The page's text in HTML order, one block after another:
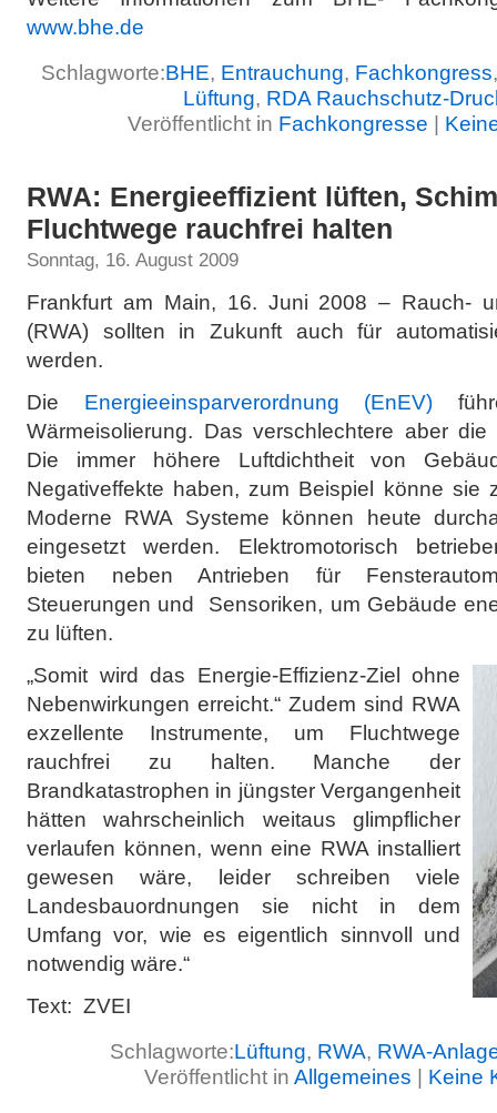
www.bhe.de
Schlagworte:BHE, Entrauchung, Fachkongress
Lüftung, RDA Rauchschutz-
Veröffentlicht in Fachkongresse |
RWA: Energieeffizient lüften,
Fluchtwege rauchfrei halten
Sonntag, 16. August 2009
Frankfurt am Main, 16. Juni 2008 – Rauch-
(RWA) sollten in Zukunft auch für
werden.
Die Energieeinsparverordnung (EnEV)
Wärmeisolierung. Das verschlechtere aber
Die immer höhere Luftdichtheit von
Negativeffekte haben, zum Beispiel könne sie
Moderne RWA Systeme können heute
eingesetzt werden. Elektromotorisch
bieten neben Antrieben für
Steuerungen und Sensoriken, um Gebäude
zu lüften.
„Somit wird das Energie-Effizienz-Ziel ohne
Nebenwirkungen erreicht.“ Zudem sind RWA
exzellente Instrumente, um Fluchtwege
rauchfrei zu halten. Manche der
Brandkatastrophen in jüngster Vergangenheit
hätten wahrscheinlich weitaus glimpflicher
verlaufen können, wenn eine RWA installiert
gewesen wäre, leider schreiben viele
Landesbauordnungen sie nicht in dem
Umfang vor, wie es eigentlich sinnvoll und
notwendig wäre.“
Text: ZVEI
Schlagworte:Lüftung, RWA, RWA-
Veröffentlicht in Allgemeines | Keine